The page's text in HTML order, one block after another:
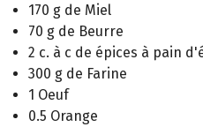
170 g de Miel
70 g de Beurre
2 c. à c de épices à pain
300 g de Farine
1 Oeuf
0.5 Orange